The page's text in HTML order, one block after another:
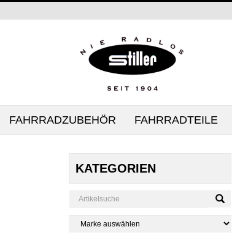
FAHRRADZUBEHÖR FAHRRADTEILE
KATEGORIEN